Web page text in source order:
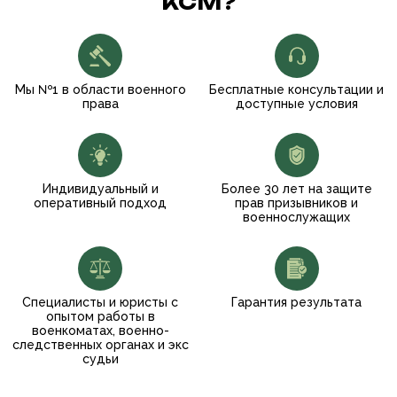
Мы №1 в области военного
права
Бесплатные консультации и
доступные условия
Индивидуальный и
оперативный подход
Более 30 лет на защите
прав призывников и
военнослужащих
Специалисты и юристы с
опытом работы в
военкоматах, военно-
следственных органах и экс
судьи
Гарантия результата